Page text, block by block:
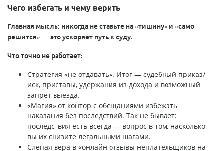
Чего избегать и чему верить
Главная мысль: никогда не ставьте на «тишину» и «само
решится» — это ускоряет путь к суду.
Что точно не работает:
Стратегия «не отдавать». Итог — судебный приказ/
иск, приставы, удержания из дохода и возможный
запрет выезда.
«Магия» от контор с обещаниями избежать
наказания без последствий. Так не бывает:
последствия есть всегда — вопрос в том, насколько
вы их снизите легальными шагами.
Слепая вера в «онлайн отзывы неплательщиков на